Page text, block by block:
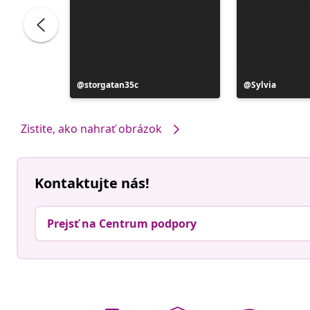
Príspevok
zverejnil
storgatan35c
Príspevok
zverejnil
Sylvia
Zistite, ako nahrať obrázok
Kontaktujte nás!
Prejsť na Centrum podpory